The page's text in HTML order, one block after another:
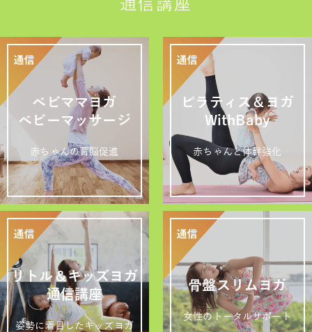
通信講座
ベビママヨガ
ベビーマッサージ
赤ちゃんの育脳促進
ピラティス＆ヨガ
WithBaby
赤ちゃんと体幹強化
リトル＆キッズヨガ
通信講座
姿勢に着目したキッズヨガ
骨盤スリムヨガ
女性のトータルサポート